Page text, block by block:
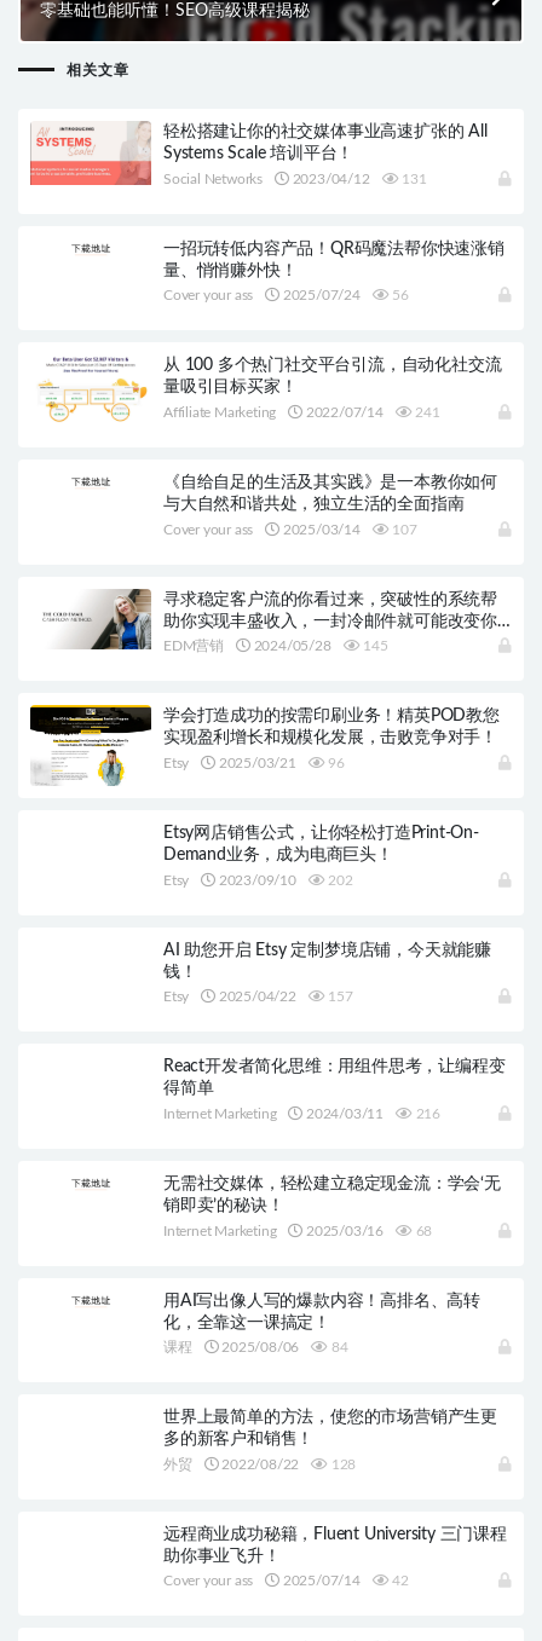
零基础也能听懂！SEO高级课程揭秘
相关文章
轻松搭建让你的社交媒体事业高速扩张的 All
Systems Scale 培训平台！
Social Networks 2023/04/12 131
一招玩转低内容产品！QR码魔法帮你快速涨销
量、悄悄赚外快！
Cover your ass 2025/07/24 56
从 100 多个热门社交平台引流，自动化社交流
量吸引目标买家！
Affiliate Marketing 2022/07/14 241
《自给自足的生活及其实践》是一本教你如何
与大自然和谐共处，独立生活的全面指南
Cover your ass 2025/03/14 107
寻求稳定客户流的你看过来，突破性的系统帮
助你实现丰盛收入，一封冷邮件就可能改变你
的生意！
EDM营销 2024/05/28 145
学会打造成功的按需印刷业务！精英POD教您
实现盈利增长和规模化发展，击败竞争对手！
Etsy 2025/03/21 96
Etsy网店销售公式，让你轻松打造Print-On-
Demand业务，成为电商巨头！
Etsy 2023/09/10 202
AI 助您开启 Etsy 定制梦境店铺，今天就能赚
钱！
Etsy 2025/04/22 157
React开发者简化思维：用组件思考，让编程变
得简单
Internet Marketing 2024/03/11 216
无需社交媒体，轻松建立稳定现金流：学会‘无
销即卖’的秘诀！
Internet Marketing 2025/03/16 68
用AI写出像人写的爆款内容！高排名、高转
化，全靠这一课搞定！
课程 2025/08/06 84
世界上最简单的方法，使您的市场营销产生更
多的新客户和销售！
外贸 2022/08/22 128
远程商业成功秘籍，Fluent University 三门课程
助你事业飞升！
Cover your ass 2025/07/14 42